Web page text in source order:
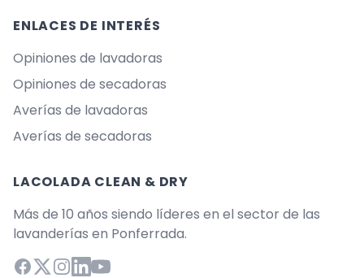
ENLACES DE INTERÉS
Opiniones de lavadoras
Opiniones de secadoras
Averías de lavadoras
Averías de secadoras
LACOLADA CLEAN & DRY
Más de 10 años siendo líderes en el sector de las
lavanderías en Ponferrada.
Facebook
X (Twitter)
Instagram
LinkedIn
YouTube